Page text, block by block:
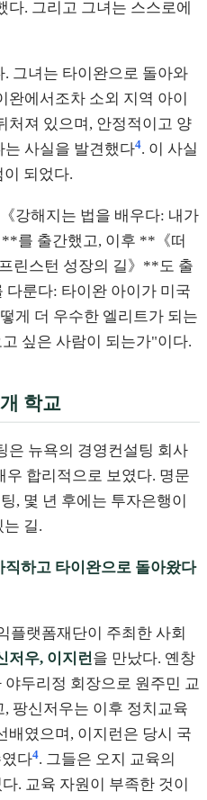
다. 그리고 그녀는 스스로에
그녀는 타이완으로 돌아와
에서조차 소외 지역 아이
처져 있으며, 안정적이고 양
는 사실을 발견했다4. 이 사실
이 되었다.
강해지는 법을 배우다: 내가
를 출간했고, 이후 **《떠
린스턴 성장의 길》**도 출
다룬다: 타이완 아이가 미국
게 더 우수한 엘리트가 되는
싶은 사람이 되는가"이다.
학교
은 뉴욕의 경영컨설팅 회사
우 합리적으로 보였다. 명문
, 몇 년 후에는 투자은행이
길.
하고 타이완으로 돌아왔다
플랫폼재단이 주최한 사회
저우, 이지런을 만났다. 옌창
두리정 회장으로 원주민 교
팡신저우는 이후 정치교육
배였으며, 이지런은 당시 국
다4. 그들은 오지 교육의
. 교육 자원이 부족한 것이